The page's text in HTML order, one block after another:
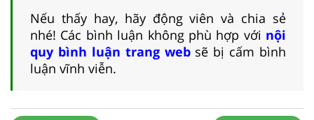
Nếu thấy hay, hãy động viên và chia sẻ
nhé! Các bình luận không phù hợp với nội
quy bình luận trang websẽ bị cấm bình
luận vĩnh viễn.